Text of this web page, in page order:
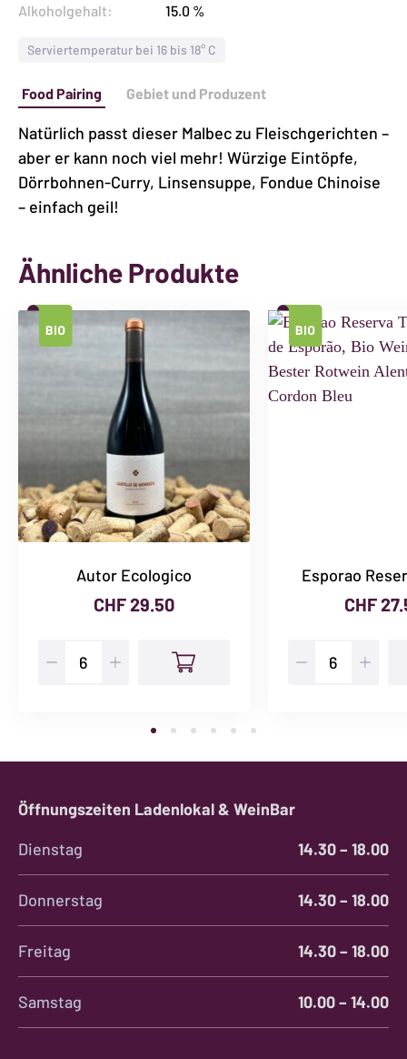
Alkoholgehalt:
15.0 %
Serviertemperatur bei 16 bis 18° C
Food Pairing Gebiet und Produzent
Natürlich passt dieser Malbec zu Fleischgerichten –
aber er kann noch viel mehr! Würzige Eintöpfe,
Dörrbohnen-Curry, Linsensuppe, Fondue Chinoise
– einfach geil!
Ähnliche Produkte
Autor Ecologico
CHF29.50
Esporao
CHF
Esporao
Öffnungszeiten Ladenlokal & WeinBar
Dienstag
14.30 – 18.00
Donnerstag 14.30 – 18.00
Freitag 14.30 – 18.00
Samstag 10.00 – 14.00